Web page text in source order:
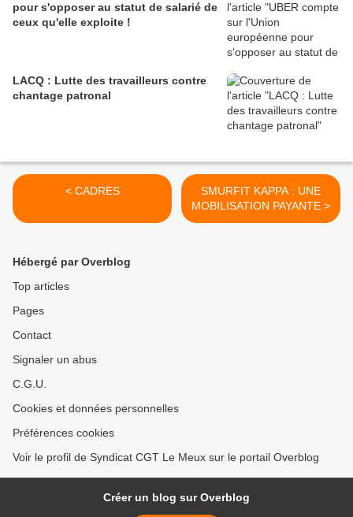
pour s'opposer au statut de salarié de
ceux qu'elle exploite !
LACQ : Lutte des travailleurs contre
chantage patronal
< CADRES
SMURFIT KAPPA : UNE
MOBILISATION PAYANTE >
Hébergé par Overblog
Top articles
Pages
Contact
Signaler un abus
C.G.U.
Cookies et données personnelles
Préférences cookies
Voir le profil de Syndicat CGT Le Meux sur le portail Overblog
Créer un blog sur Overblog